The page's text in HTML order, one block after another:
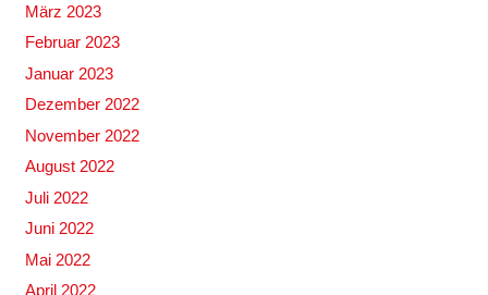
März 2023
Februar 2023
Januar 2023
Dezember 2022
November 2022
August 2022
Juli 2022
Juni 2022
Mai 2022
April 2022